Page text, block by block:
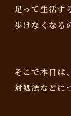
足って生活す
歩けなくなる
そこで本日は
対処法などに